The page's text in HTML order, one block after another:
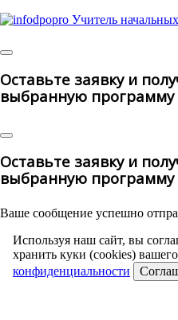
Оставьте заявку и
выбранную программу
Оставьте заявку и
выбранную программу
Ваше сообщение успешно
Используя наш сайт, вы
хранить куки (cookies) вашего
конфиденциальности